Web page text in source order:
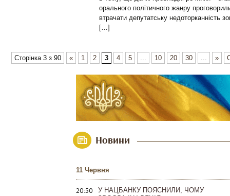
орального політичного жанру
втрачати депутатську недоторканність
[…]
Сторінка 3 з 90 « 1 2 3 4 5 ... 10 20 30 ... »
Новини
11 Червня
20:50
У НАЦБАНКУ ПОЯСНИЛИ, ЧОМУ